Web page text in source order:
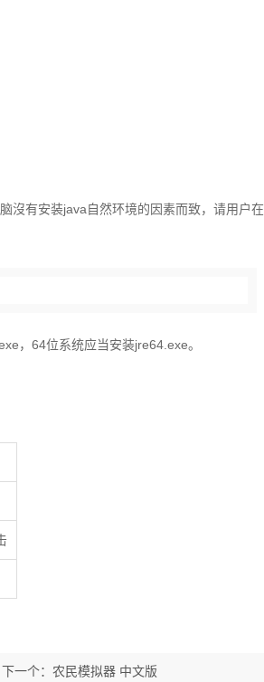
沒有安装java自然环境的因素而致，请用户在
，64位系统应当安装jre64.exe。
下一个：农民模拟器 中文版